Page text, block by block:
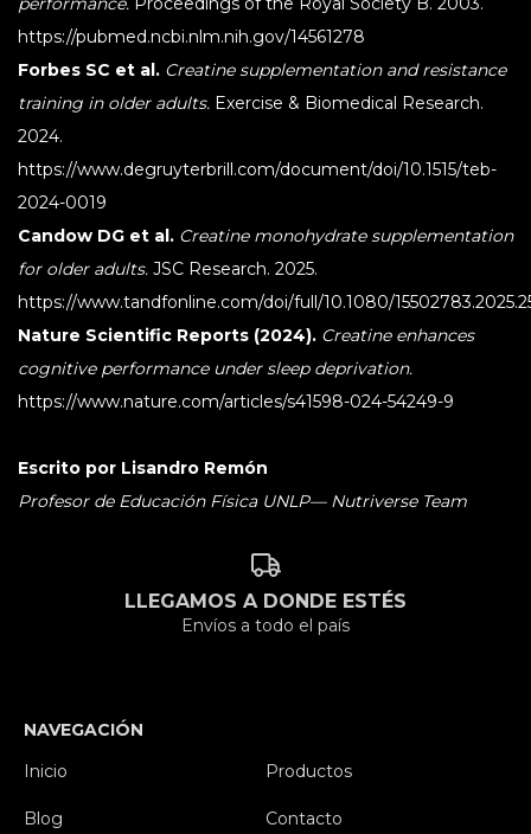
https://pubmed.ncbi.nlm.nih.gov/14561278
Forbes SC et al. Creatine supplementation and resistance
training in older adults. Exercise & Biomedical Research.
2024.
https://www.degruyterbrill.com/document/doi/10.1515/teb-
2024-0019
Candow DG et al. Creatine monohydrate supplementation
for older adults. JSC Research. 2025.
https://www.tandfonline.com/doi/full/10.1080/
Nature Scientific Reports (2024). Creatine enhances
cognitive performance under sleep deprivation.
https://www.nature.com/articles/s41598-024-54249-9
Escrito por Lisandro Remón
Profesor de Educación Física UNLP— Nutriverse Team
LLEGAMOS A DONDE ESTÉS
Envíos a todo el país
NAVEGACIÓN
Inicio
Productos
Blog Contacto